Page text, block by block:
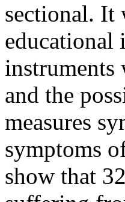
sectional. It
educational
instruments
and the
measures
symptoms
show that